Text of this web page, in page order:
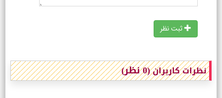
ثبت نظر
نظرات کاربران(0 نظر)